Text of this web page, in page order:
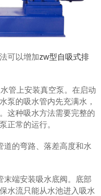
可以增加zw型自吸式排
上安装真空泵。在启动
泵的吸水管内先充满水，
这种吸水方法需要完整的
正常的运行。
的弯路、落差高度和水
端安装吸水底阀。底部
水流只能从水池进入吸水